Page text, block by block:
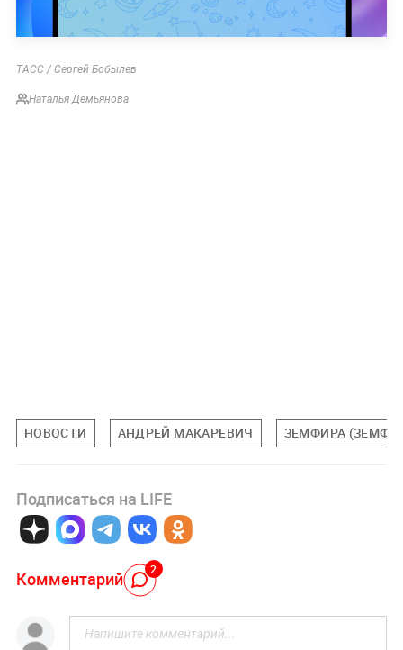
ТАСС / Сергей Бобылев
Наталья Демьянова
НОВОСТИ АНДРЕЙ МАКАРЕВИЧ ЗЕМФИРА
Подписаться на LIFE
Комментарий 2